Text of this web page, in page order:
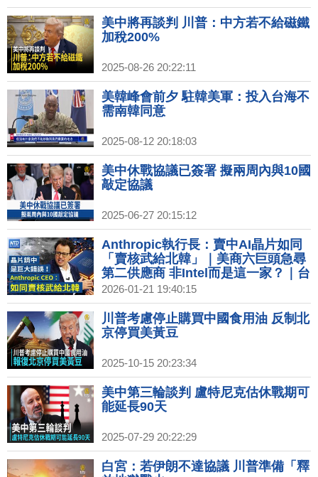
美中將再談判 川普：中方若不給磁鐵
加稅200%
2025-08-26 20:22:11
美韓峰會前夕 駐韓美軍：投入台海不
需南韓同意
2025-08-12 20:18:03
美中休戰協議已簽署 擬兩周內與10國
敲定協議
2025-06-27 20:15:12
Anthropic執行長：賣中AI晶片如同
「賣核武給北韓」｜美商六巨頭急尋
第二供應商 非Intel而是這一家？｜台
灣搶先拿下晶片優惠 李在明：不能比
台灣差｜Netflix營收和獲利雙雙成長
訂閱用戶突破3.25億
2026-01-21 19:40:15
川普考慮停止購買中國食用油 反制北
京停買美黃豆
2025-10-15 20:23:34
美中第三輪談判 盧特尼克估休戰期可
能延長90天
2025-07-29 20:22:29
白宮：若伊朗不達協議 川普準備「釋